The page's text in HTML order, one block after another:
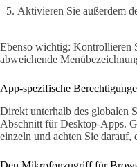
Aktivieren Sie außerdem
Ebenso wichtig: Kontrollieren
abweichende
App-spezifische
Direkt unterhalb des globalen
Abschnitt für Desktop-Apps.
einzeln und achten Sie darauf,